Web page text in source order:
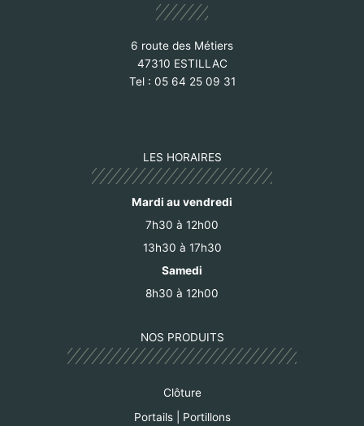
6 route des Métiers
47310 ESTILLAC
Tel : 05 64 25 09 31
LES HORAIRES
Mardi au vendredi
7h30 à 12h00
13h30 à 17h30
Samedi
8h30 à 12h00
NOS PRODUITS
Clôture
Portails | Portillons